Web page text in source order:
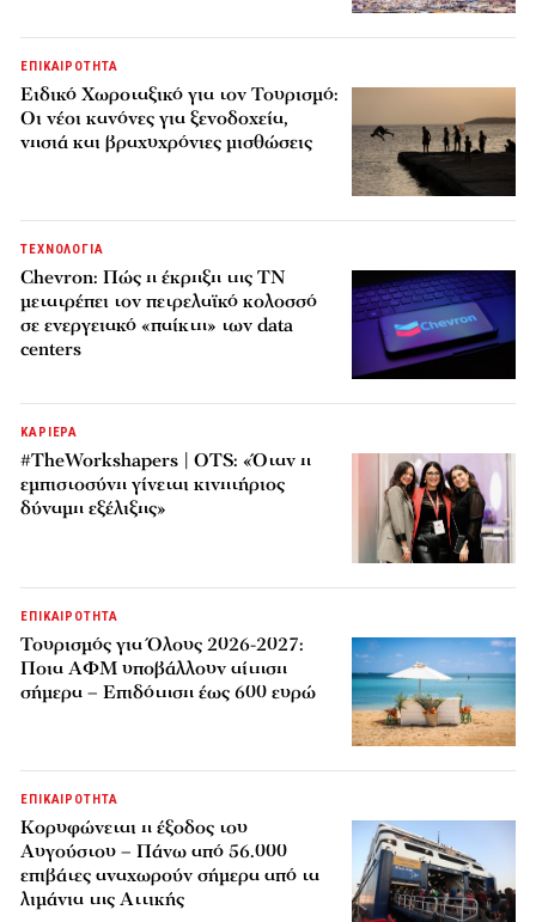
ΕΠΙΚΑΙΡΟΤΗΤΑ
Ειδικό Χωροταξικό για τον Τουρισμό:
Οι νέοι κανόνες για ξενοδοχεία,
νησιά και βραχυχρόνιες μισθώσεις
ΤΕΧΝΟΛΟΓΙΑ
Chevron: Πώς η έκρηξη της ΤΝ
μετατρέπει τον πετρελαϊκό κολοσσό
σε ενεργειακό «παίκτη» των data
centers
ΚΑΡΙΕΡΑ
#TheWorkshapers | OTS: «Όταν η
εμπιστοσύνη γίνεται κινητήριος
δύναμη εξέλιξης»
ΕΠΙΚΑΙΡΟΤΗΤΑ
Τουρισμός για Όλους 2026-2027:
Ποια ΑΦΜ υποβάλλουν αίτηση
σήμερα – Επιδότηση έως 600 ευρώ
ΕΠΙΚΑΙΡΟΤΗΤΑ
Κορυφώνεται η έξοδος του
Αυγούστου – Πάνω από 56.000
επιβάτες αναχωρούν σήμερα από τα
λιμάνια της Αττικής